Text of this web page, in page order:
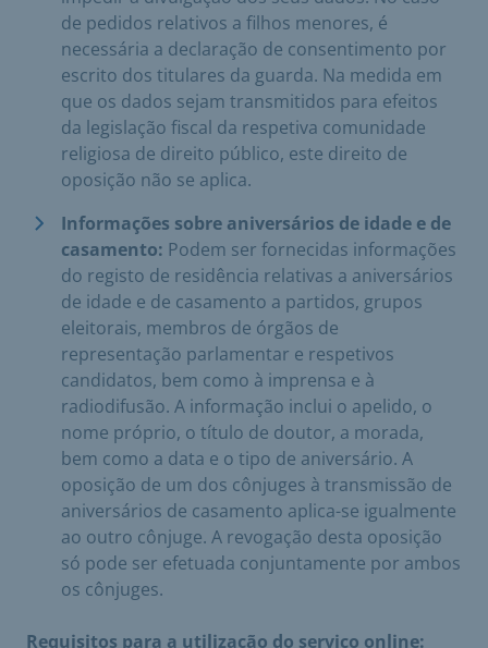
de pedidos relativos a filhos menores, é
necessária a declaração de consentimento por
escrito dos titulares da guarda. Na medida em
que os dados sejam transmitidos para efeitos
da legislação fiscal da respetiva comunidade
religiosa de direito público, este direito de
oposição não se aplica.
Informações sobre aniversários de idade e de
casamento: Podem ser fornecidas informações
do registo de residência relativas a aniversários
de idade e de casamento a partidos, grupos
eleitorais, membros de órgãos de
representação parlamentar e respetivos
candidatos, bem como à imprensa e à
radiodifusão. A informação inclui o apelido, o
nome próprio, o título de doutor, a morada,
bem como a data e o tipo de aniversário. A
oposição de um dos cônjuges à transmissão de
aniversários de casamento aplica-se igualmente
ao outro cônjuge. A revogação desta oposição
só pode ser efetuada conjuntamente por ambos
os cônjuges.
Requisitos para a utilização do serviço online: